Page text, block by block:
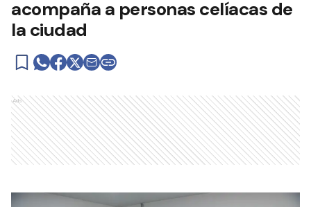
acompaña a personas celíacas de
la ciudad
Ads